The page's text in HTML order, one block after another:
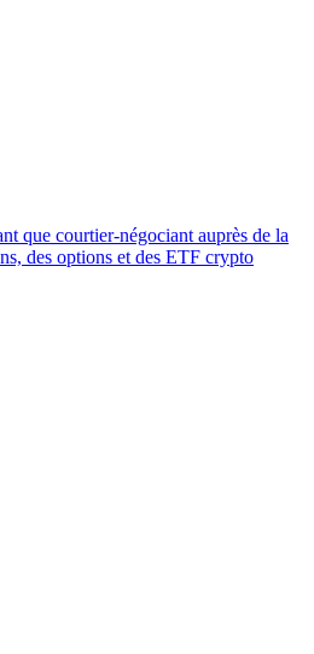
que courtier-négociant auprès de la
des options et des ETF crypto